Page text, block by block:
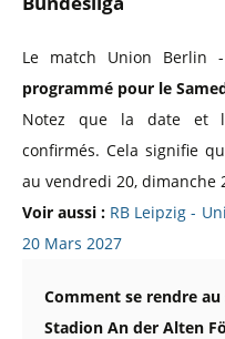
Le match Union Berlin
programmé pour le
Notez que la date et
confirmés. Cela signifie
au vendredi 20, dimanche
Voir aussi : RB Leipzig -
20 Mars 2027
Comment se rendre au
Stadion An der Alten